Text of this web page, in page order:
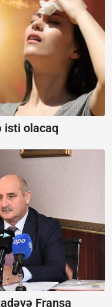
isti olacaq
Fransa